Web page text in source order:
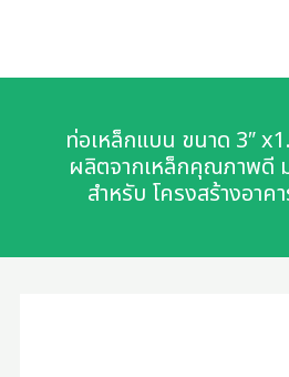
content
ท่อเหล็กแบน ขนาด 3″
ผลิตจากเหล็กคุณภาพดี
สำหรับ โครงสร้างอาค
แบน
x1.1/2"
mm